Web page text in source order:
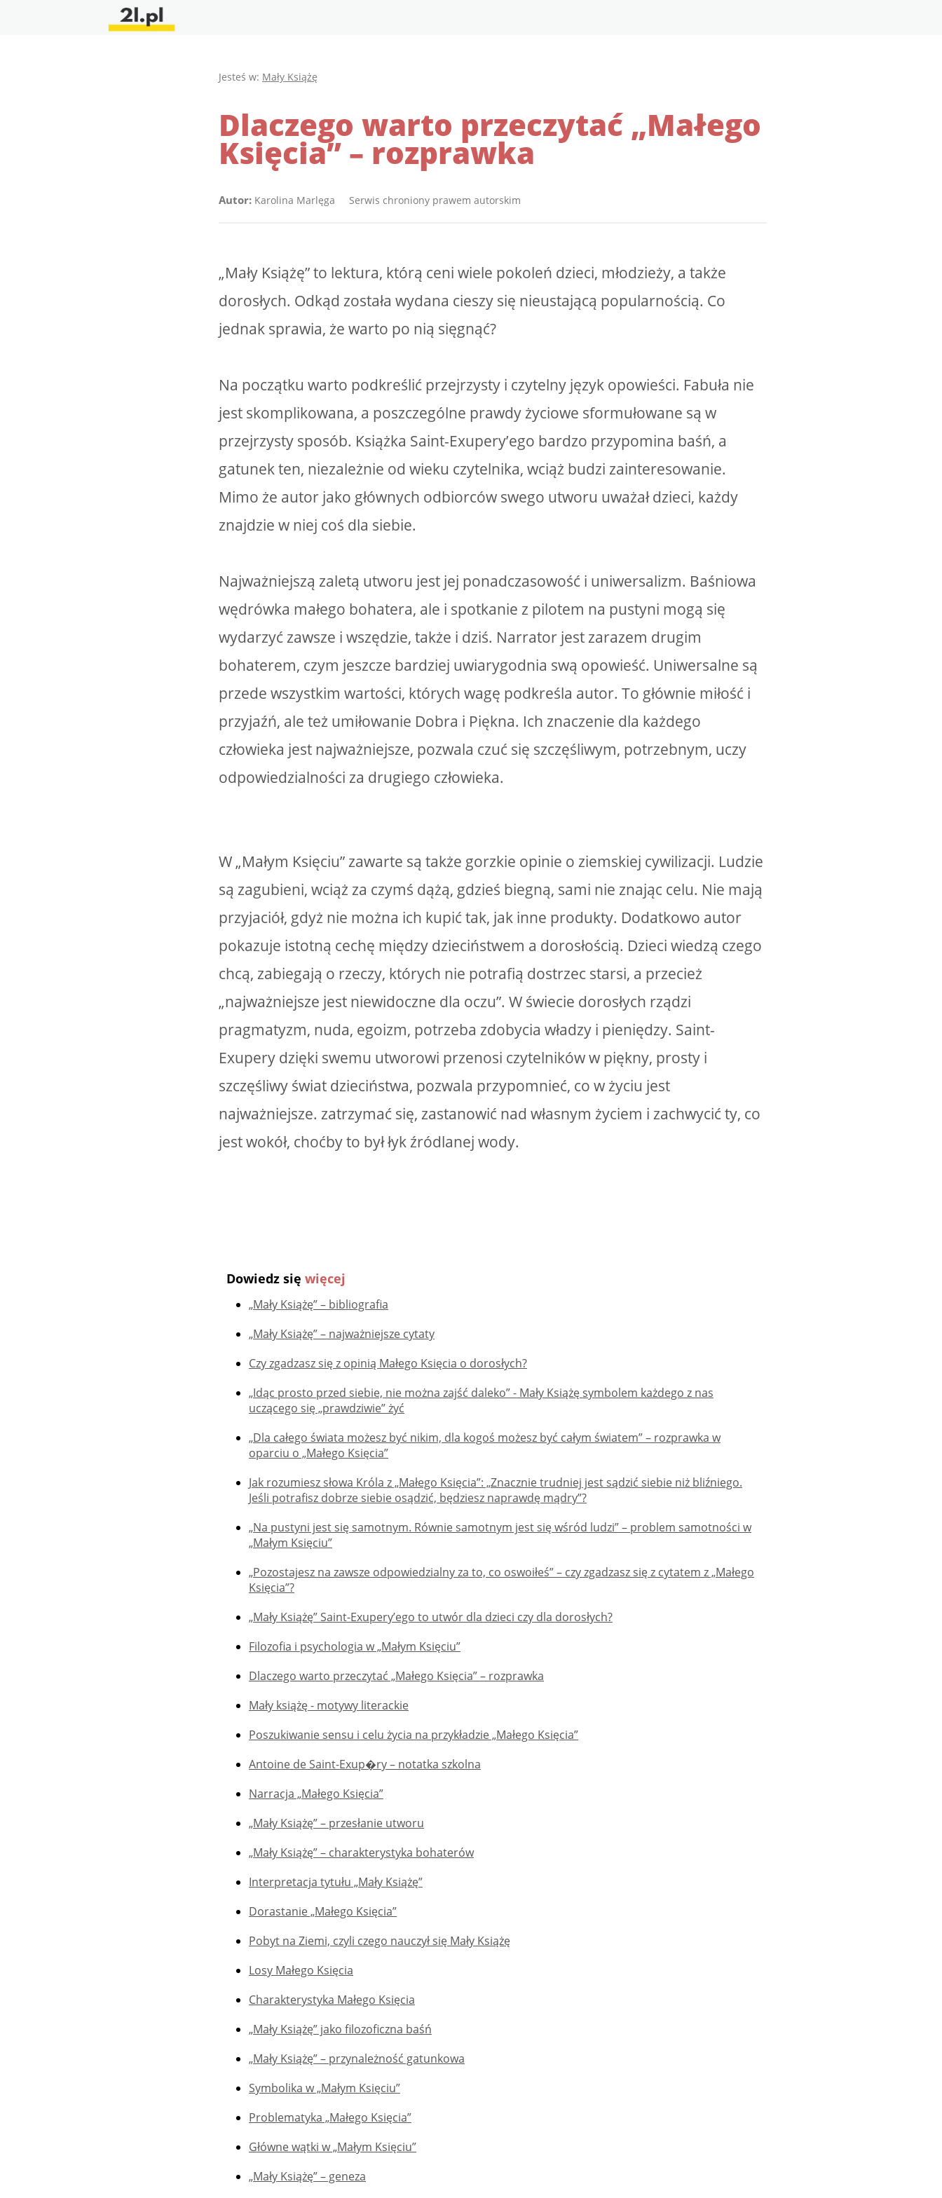
Jesteś w: Mały Książę
Dlaczego warto przeczytać „Małego
Księcia” – rozprawka
Autor: Karolina Marlęga Serwis chroniony prawem autorskim
„Mały Książę” to lektura, którą ceni wiele pokoleń dzieci, młodzieży, a także
dorosłych. Odkąd została wydana cieszy się nieustającą popularnością. Co
jednak sprawia, że warto po nią sięgnąć?
Na początku warto podkreślić przejrzysty i czytelny język opowieści. Fabuła nie
jest skomplikowana, a poszczególne prawdy życiowe sformułowane są w
przejrzysty sposób. Książka Saint-Exupery’ego bardzo przypomina baśń, a
gatunek ten, niezależnie od wieku czytelnika, wciąż budzi zainteresowanie.
Mimo że autor jako głównych odbiorców swego utworu uważał dzieci, każdy
znajdzie w niej coś dla siebie.
Najważniejszą zaletą utworu jest jej ponadczasowość i uniwersalizm. Baśniowa
wędrówka małego bohatera, ale i spotkanie z pilotem na pustyni mogą się
wydarzyć zawsze i wszędzie, także i dziś. Narrator jest zarazem drugim
bohaterem, czym jeszcze bardziej uwiarygodnia swą opowieść. Uniwersalne są
przede wszystkim wartości, których wagę podkreśla autor. To głównie miłość i
przyjaźń, ale też umiłowanie Dobra i Piękna. Ich znaczenie dla każdego
człowieka jest najważniejsze, pozwala czuć się szczęśliwym, potrzebnym, uczy
odpowiedzialności za drugiego człowieka.
W „Małym Księciu” zawarte są także gorzkie opinie o ziemskiej cywilizacji. Ludzie
są zagubieni, wciąż za czymś dążą, gdzieś biegną, sami nie znając celu. Nie mają
przyjaciół, gdyż nie można ich kupić tak, jak inne produkty. Dodatkowo autor
pokazuje istotną cechę między dzieciństwem a dorosłością. Dzieci wiedzą czego
chcą, zabiegają o rzeczy, których nie potrafią dostrzec starsi, a przecież
„najważniejsze jest niewidoczne dla oczu”. W świecie dorosłych rządzi
pragmatyzm, nuda, egoizm, potrzeba zdobycia władzy i pieniędzy. Saint-
Exupery dzięki swemu utworowi przenosi czytelników w piękny, prosty i
szczęśliwy świat dzieciństwa, pozwala przypomnieć, co w życiu jest
najważniejsze. zatrzymać się, zastanowić nad własnym życiem i zachwycić ty, co
jest wokół, choćby to był łyk źródlanej wody.
Dowiedz się więcej
„Mały Książę” – bibliografia
„Mały Książę” – najważniejsze cytaty
Czy zgadzasz się z opinią Małego Księcia o dorosłych?
„Idąc prosto przed siebie, nie można zajść daleko” - Mały Książę symbolem każdego z nas
uczącego się „prawdziwie” żyć
„Dla całego świata możesz być nikim, dla kogoś możesz być całym światem” – rozprawka w
oparciu o „Małego Księcia”
Jak rozumiesz słowa Króla z „Małego Księcia”: „Znacznie trudniej jest sądzić siebie niż bliźniego.
Jeśli potrafisz dobrze siebie osądzić, będziesz naprawdę mądry”?
„Na pustyni jest się samotnym. Równie samotnym jest się wśród ludzi” – problem samotności w
„Małym Księciu”
„Pozostajesz na zawsze odpowiedzialny za to, co oswoiłeś” – czy zgadzasz się z cytatem z „Małego
Księcia”?
„Mały Książę” Saint-Exupery’ego to utwór dla dzieci czy dla dorosłych?
Filozofia i psychologia w „Małym Księciu”
Dlaczego warto przeczytać „Małego Księcia” – rozprawka
Mały książę - motywy literackie
Poszukiwanie sensu i celu życia na przykładzie „Małego Księcia”
Antoine de Saint-Exup�ry – notatka szkolna
Narracja „Małego Księcia”
„Mały Książę” – przesłanie utworu
„Mały Książę” – charakterystyka bohaterów
Interpretacja tytułu „Mały Książę”
Dorastanie „Małego Księcia”
Pobyt na Ziemi, czyli czego nauczył się Mały Książę
Losy Małego Księcia
Charakterystyka Małego Księcia
„Mały Książę” jako filozoficzna baśń
„Mały Książę” – przynależność gatunkowa
Symbolika w „Małym Księciu”
Problematyka „Małego Księcia”
Główne wątki w „Małym Księciu”
„Mały Książę” – geneza